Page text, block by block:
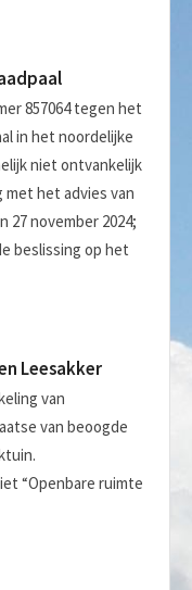
857064 tegen het
in het noordelijke
niet ontvankelijk
het advies van
27 november 2024;
beslissing op het
Leesakker
van
van beoogde
“Openbare ruimte